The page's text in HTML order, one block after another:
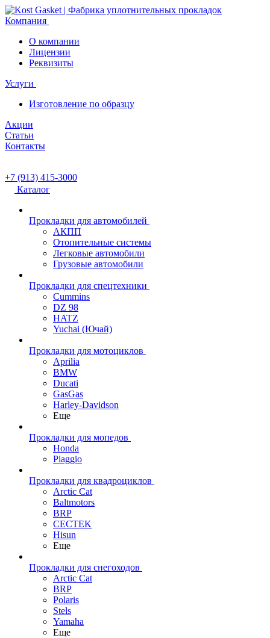
Компания
О компании
Лицензии
Реквизиты
Услуги
Изготовление по образцу
Акции
Статьи
Контакты
+7 (913) 415-3000
Каталог
Прокладки для автомобилей
АКПП
Отопительные системы
Легковые автомобили
Грузовые автомобили
Прокладки для спецтехники
Cummins
DZ 98
HATZ
Yuchai (Ючай)
Прокладки для мотоциклов
Aprilia
BMW
Ducati
GasGas
Harley-Davidson
Еще
Прокладки для мопедов
Honda
Piaggio
Прокладки для квадроциклов
Arctic Cat
Baltmotors
BRP
CECTEK
Hisun
Еще
Прокладки для снегоходов
Arctic Cat
BRP
Polaris
Stels
Yamaha
Еще